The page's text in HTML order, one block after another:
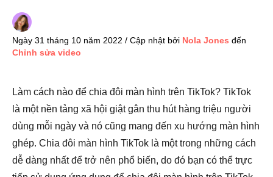
Ngày 31 tháng 10 năm 2022 / Cập nhật bởi Nola Jones đến
Chỉnh sửa video
Làm cách nào để chia đôi màn hình trên TikTok? TikTok
là một nền tảng xã hội giật gân thu hút hàng triệu người
dùng mỗi ngày và nó cũng mang đến xu hướng màn hình
ghép. Chia đôi màn hình TikTok là một trong những cách
dễ dàng nhất để trở nên phổ biến, do đó bạn có thể trực